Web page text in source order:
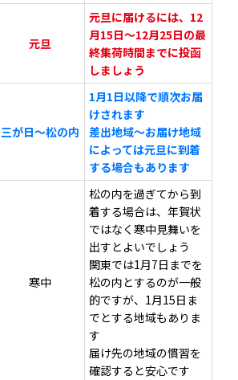
元旦
元旦に届けるには、12
月15日～12月25日の最
終集荷時間までに投函
しましょう
三が日～松の内
1月1日以降で順次お届
けされます
差出地域～お届け地域
によっては元旦に到着
する場合もあります
寒中
松の内を過ぎてから到
着する場合は、年賀状
ではなく寒中見舞いを
出すとよいでしょう
関東では1月7日までを
松の内とするのが一般
的ですが、1月15日ま
でとする地域もありま
す
届け先の地域の慣習を
確認すると安心です